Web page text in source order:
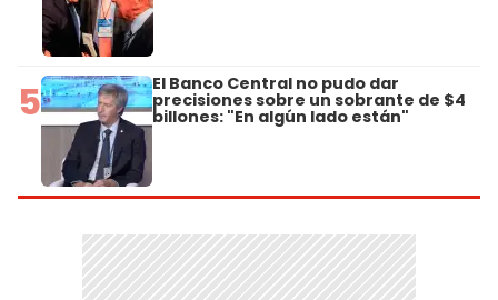
5 El Banco Central no pudo dar
precisiones sobre un sobrante de $4
billones: "En algún lado están"